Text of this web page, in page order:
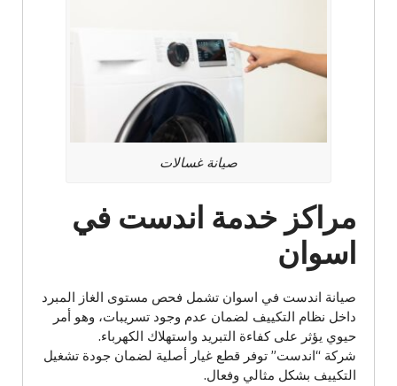
صيانة غسالات
مراكز خدمة اندست في
اسوان
صيانة اندست في اسوان تشمل فحص مستوى الغاز المبرد
داخل نظام التكييف لضمان عدم وجود تسريبات، وهو أمر
حيوي يؤثر على كفاءة التبريد واستهلاك الكهرباء.
شركة “اندست” توفر قطع غيار أصلية لضمان جودة تشغيل
التكييف بشكل مثالي وفعال.